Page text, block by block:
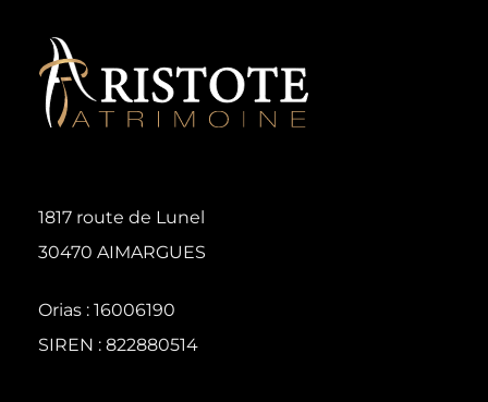
1817 route de Lunel
30470 AIMARGUES
Orias : 16006190
SIREN : 822880514